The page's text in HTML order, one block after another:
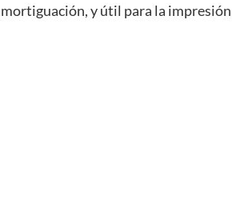
y útil para la